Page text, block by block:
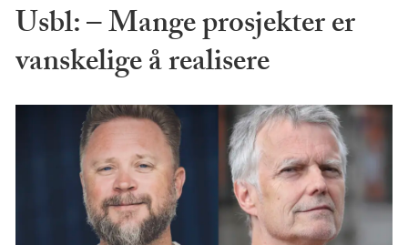
Usbl: – Mange prosjekter er
vanskelige å realisere